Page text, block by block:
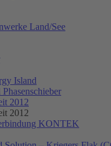
Land/See
Island
2012
2012
KONTEK